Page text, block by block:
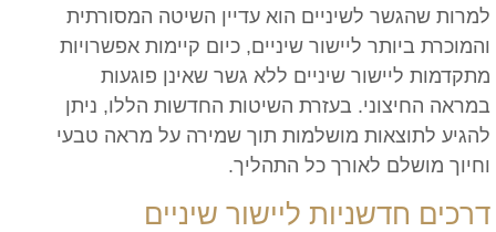
למרות שהגשר לשיניים הוא עדיין השיטה המסורתית
והמוכרת ביותר ליישור שיניים, כיום קיימות אפשרויות
מתקדמות ליישור שיניים ללא גשר שאינן פוגעות
במראה החיצוני. בעזרת השיטות החדשות הללו, ניתן
להגיע לתוצאות מושלמות תוך שמירה על מראה טבעי
וחיוך מושלם לאורך כל התהליך.
דרכים חדשניות ליישור שיניים